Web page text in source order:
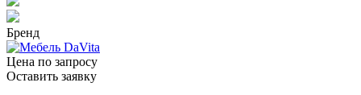
Бренд
Цена по запросу
Оставить заявку